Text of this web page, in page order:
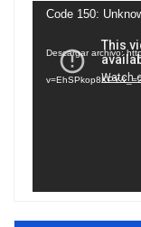
Reproductor
vídeo
Code 150:
Descargar archivo: